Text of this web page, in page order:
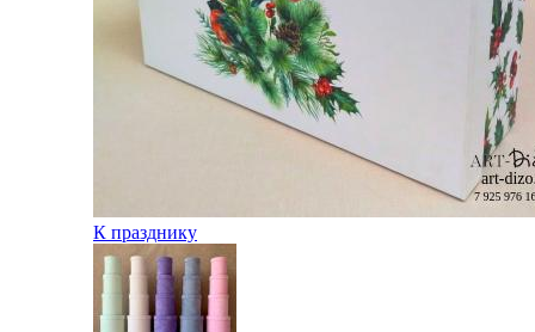
К празднику